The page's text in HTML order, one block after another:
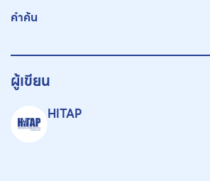
คำค้น
ผู้เขียน
HITAP